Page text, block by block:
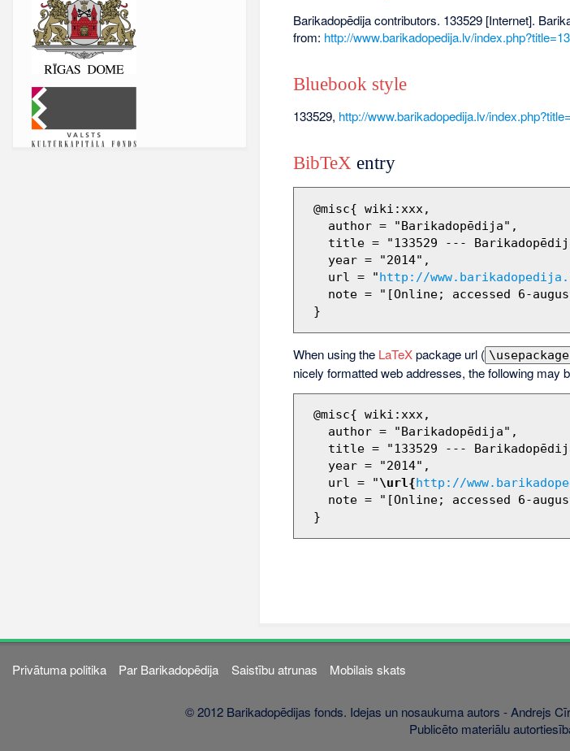
Barikadopēdija contributors. 133529 [Internet].
from: http://www.barikadopedija.lv/
Bluebook style
133529, http://www.barikadopedija.lv/
BibTeX entry
   url = "
http://
When using the LaTeXpackage url (
nicely formatted web addresses, the following may
   url = "
\url{http://
Privātuma politika Par Barikadopēdija Saistību atrunas Mobilais skats
© 2012 Barikadopēdijas fonds. Idejas un nosaukuma autors - Andrejs
Publicēto materiālu